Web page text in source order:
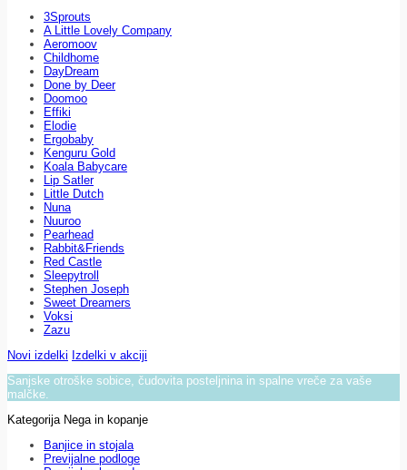
3Sprouts
A Little Lovely Company
Aeromoov
Childhome
DayDream
Done by Deer
Doomoo
Effiki
Elodie
Ergobaby
Kenguru Gold
Koala Babycare
Lip Satler
Little Dutch
Nuna
Nuuroo
Pearhead
Rabbit&Friends
Red Castle
Sleepytroll
Stephen Joseph
Sweet Dreamers
Voksi
Zazu
Novi izdelki Izdelki v akciji
Sanjske otroške sobice, čudovita posteljnina in spalne vreče za vaše
malčke.
Kategorija Nega in kopanje
Banjice in stojala
Previjalne podloge